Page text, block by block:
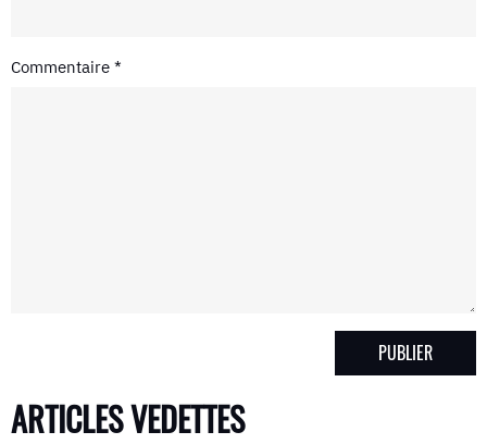
Commentaire *
ARTICLES VEDETTES